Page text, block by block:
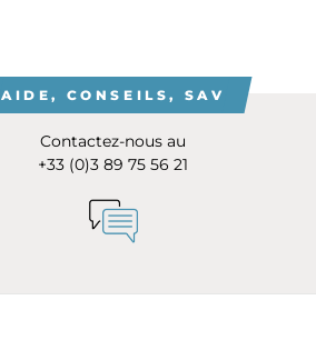
AIDE, CONSEILS, SAV
Contactez-nous au
+33 (0)3 89 75 56 21